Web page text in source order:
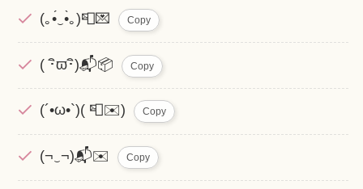
(｡•́‿•̀｡)📮💌 Copy
( ･ิϖ･ิ)📬📦 Copy
(´•ω•`)( 📮✉️) Copy
(¬‿¬)📬✉️ Copy